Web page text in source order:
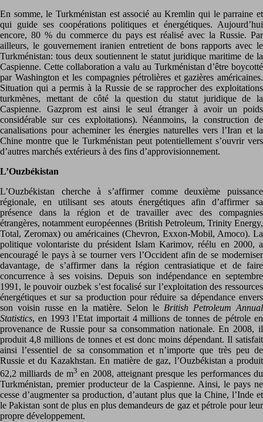
En somme, le Turkménistan est associé au Kremlin qui le parraine et
qui guide ses coopérations politiques et énergétiques. Aujourd’hui
encore, 80 % du commerce du pays est réalisé avec la Russie. Par
ailleurs, le gouvernement iranien entretient de bons rapports avec le
Turkménistan: tous deux soutiennent le statut juridique maritime de la
Caspienne. Cette collaboration a valu au Turkménistan d’être boycotté
par Washington et les compagnies pétrolières et gazières américaines.
Situation qui a permis à la Russie de se rapprocher des exploitations
turkmènes, mettant de côté la question du statut juridique de la
Caspienne. Gazprom est ainsi le seul étranger à avoir un poids
considérable sur ces exploitations). Néanmoins, la construction de
canalisations pour acheminer les énergies naturelles vers l’Iran et la
Chine montre que le Turkménistan peut potentiellement s’ouvrir vers
d’autres marchés extérieurs à des fins d’approvisionnement.
L’Ouzbékistan
L’Ouzbékistan cherche à s’affirmer comme deuxième puissance
régionale, en utilisant ses atouts énergétiques afin d’affirmer sa
présence dans la région et de travailler avec des compagnies
étrangères, notamment européennes (British Petroleum, Trinity Energy,
Total, Zeromax) ou américaines (Chevron, Exxon-Mobil, Amoco). La
politique volontariste du président Islam Karimov, réélu en 2000, a
encouragé le pays à se tourner vers l’Occident afin de se moderniser
davantage, de s’affirmer dans la région centrasiatique et de faire
concurrence à ses voisins. Depuis son indépendance en septembre
1991, le pouvoir ouzbek s’est focalisé sur l’exploitation des ressources
énergétiques et sur sa production pour réduire sa dépendance envers
son voisin russe en la matière. Selon le British Petroleum Annual
Statistics, en 1993 l’Etat importait 4 millions de tonnes de pétrole en
provenance de Russie pour sa consommation nationale. En 2008, il
produit 4,8 millions de tonnes et est donc moins dépendant. Il satisfait
ainsi l’essentiel de sa consommation et n’importe que très peu de
Russie et du Kazakhstan. En matière de gaz, l’Ouzbékistan a produit
62,2 milliards de m3 en 2008, atteignant presque les performances du
Turkménistan, premier producteur de la Caspienne. Ainsi, le pays ne
cesse d’augmenter sa production, d’autant plus que la Chine, l’Inde et
le Pakistan sont de plus en plus demandeurs de gaz et pétrole pour leur
propre développement.